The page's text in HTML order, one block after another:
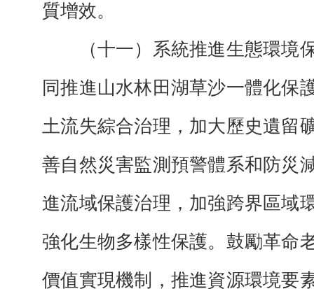
質增效。
（十一）系統推進生態環境
同推進山水林田湖草沙一體化保
土流失綜合治理，加大歷史遺留
善自然災害監測預警體系和防災
進流域保護治理，加強跨界區域
強化生物多樣性保護。鼓勵革命
價值實現機制，推進資源環境要